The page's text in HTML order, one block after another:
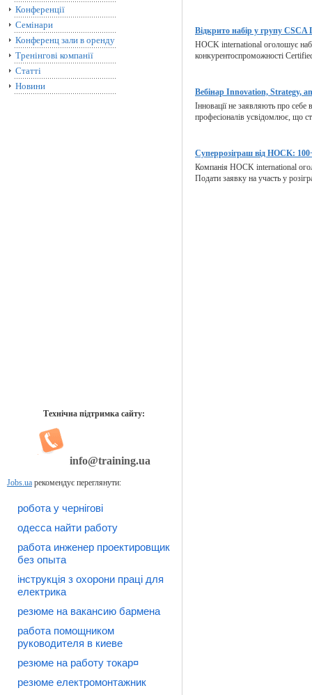
Конференції
Семінари
Конференц зали в оренду
Тренінгові компанії
Статті
Новини
Технічна підтримка сайту:
info@training.ua
Jobs.ua рекомендує переглянути:
робота у чернігові
одесса найти работу
работа инженер проектировщик
без опыта
інструкція з охорони праці для
електрика
резюме на вакансию бармена
работа помощником
руководителя в киеве
резюме на работу токар¤
резюме електромонтажник
Відкрито набір у групу CSCA
HOCK international оголошує
конкурентоспроможності
Вебінар Innovation, Strategy,
Інновації не заявляють про
професіоналів усвідомлює, що
Суперрозіграш від HOCK:
Компанія HOCK international
Подати заявку на участь у